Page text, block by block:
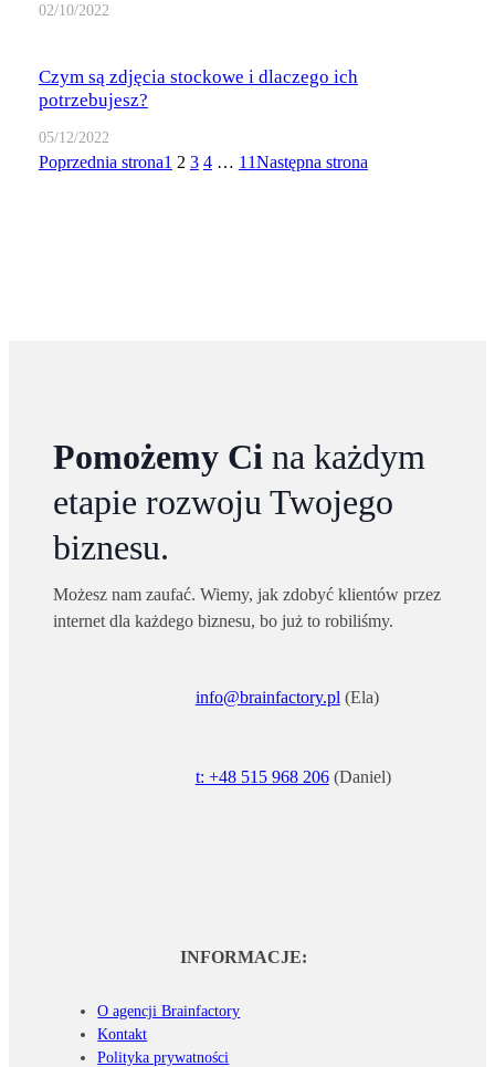
02/10/2022
Czym są zdjęcia stockowe i dlaczego ich
potrzebujesz?
05/12/2022
Poprzednia strona1 2 3 4 … 11Następna strona
Pomożemy Ci na każdym
etapie rozwoju Twojego
biznesu.
Możesz nam zaufać. Wiemy, jak zdobyć klientów przez
internet dla każdego biznesu, bo już to robiliśmy.
info@brainfactory.pl (Ela)
t: +48 515 968 206(Daniel)
INFORMACJE:
O agencji Brainfactory
Kontakt
Polityka prywatności